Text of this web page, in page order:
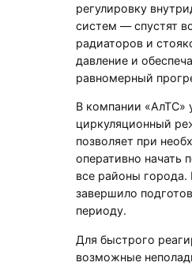
регулировку
систем — спустят
радиаторов и
давление и
равномерный
В компании «АлТС»
циркуляционный
позволяет при
оперативно начать
все районы города.
завершило
периоду.
Для быстрого
возможные